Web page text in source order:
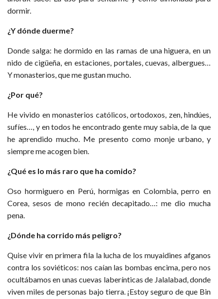
dormir.
¿Y dónde duerme?
Donde salga: he dormido en las ramas de una higuera, en un
nido de cigüeña, en estaciones, portales, cuevas, albergues…
Y monasterios, que me gustan mucho.
¿Por qué?
He vivido en monasterios católicos, ortodoxos, zen, hindúes,
sufíes…, y en todos he encontrado gente muy sabia, de la que
he aprendido mucho. Me presento como monje urbano, y
siempre me acogen bien.
¿Qué es lo más raro que ha comido?
Oso hormiguero en Perú, hormigas en Colombia, perro en
Corea, sesos de mono recién decapitado…: me dio mucha
pena.
¿Dónde ha corrido más peligro?
Quise vivir en primera fila la lucha de los muyaidines afganos
contra los soviéticos: nos caían las bombas encima, pero nos
ocultábamos en unas cuevas laberínticas de Jalalabad, donde
viven miles de personas bajo tierra. ¡Estoy seguro de que Bin